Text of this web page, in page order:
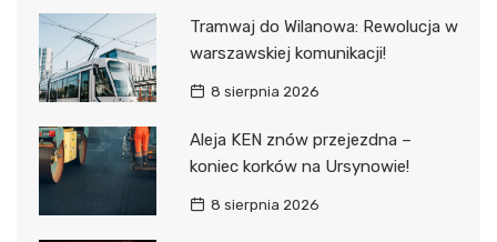
Tramwaj do Wilanowa: Rewolucja w
warszawskiej komunikacji!
8 sierpnia 2026
Aleja KEN znów przejezdna –
koniec korków na Ursynowie!
8 sierpnia 2026